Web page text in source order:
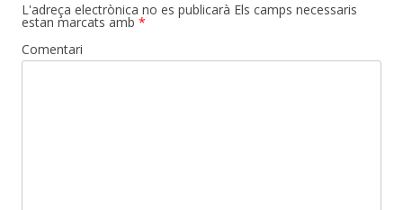
L'adreça electrònica no es publicarà Els camps necessaris
estan marcats amb *
Comentari